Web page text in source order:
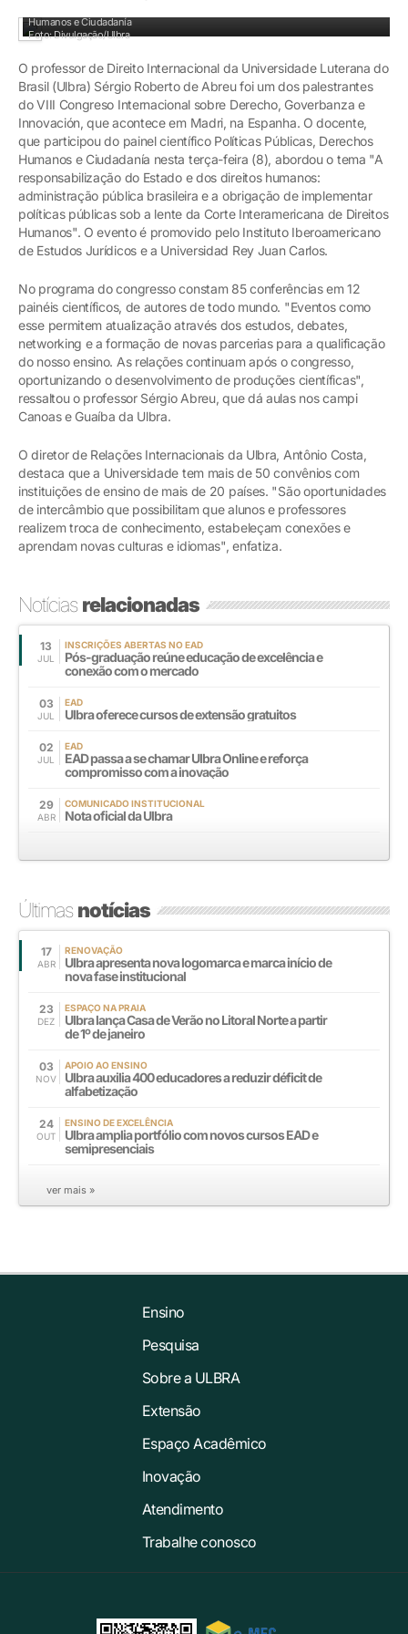
Humanos e Ciudadanía
Foto: Divulgação/Ulbra
O professor de Direito Internacional da Universidade Luterana do
Brasil (Ulbra) Sérgio Roberto de Abreu foi um dos palestrantes
do VIII Congreso Internacional sobre Derecho, Goverbanza e
Innovación, que acontece em Madri, na Espanha. O docente,
que participou do painel científico Políticas Públicas, Derechos
Humanos e Ciudadanía nesta terça-feira (8), abordou o tema "A
responsabilização do Estado e dos direitos humanos:
administração pública brasileira e a obrigação de implementar
políticas públicas sob a lente da Corte Interamericana de Direitos
Humanos". O evento é promovido pelo Instituto Iberoamericano
de Estudos Jurídicos e a Universidad Rey Juan Carlos.
No programa do congresso constam 85 conferências em 12
painéis científicos, de autores de todo mundo. "Eventos como
esse permitem atualização através dos estudos, debates,
networking e a formação de novas parcerias para a qualificação
do nosso ensino. As relações continuam após o congresso,
oportunizando o desenvolvimento de produções científicas",
ressaltou o professor Sérgio Abreu, que dá aulas nos campi
Canoas e Guaíba da Ulbra.
O diretor de Relações Internacionais da Ulbra, Antônio Costa,
destaca que a Universidade tem mais de 50 convênios com
instituições de ensino de mais de 20 países. "São oportunidades
de intercâmbio que possibilitam que alunos e professores
realizem troca de conhecimento, estabeleçam conexões e
aprendam novas culturas e idiomas", enfatiza.
Notíciasrelacionadas
13
JUL
INSCRIÇÕES ABERTAS NO EAD
Pós-graduação reúne educação de excelência e
conexão com o mercado
03
JUL
EAD
Ulbra oferece cursos de extensão gratuitos
02
JUL
EAD
EAD passa a se chamar Ulbra Online e reforça
compromisso com a inovação
29
ABR
COMUNICADO INSTITUCIONAL
Nota oficial da Ulbra
Últimasnotícias
17
ABR
RENOVAÇÃO
Ulbra apresenta nova logomarca e marca início de
nova fase institucional
23
DEZ
ESPAÇO NA PRAIA
Ulbra lança Casa de Verão no Litoral Norte a partir
de 1º de janeiro
03
NOV
APOIO AO ENSINO
Ulbra auxilia 400 educadores a reduzir déficit de
alfabetização
24
OUT
ENSINO DE EXCELÊNCIA
Ulbra amplia portfólio com novos cursos EAD e
semipresenciais
ver mais »
Ensino
Pesquisa
Sobre a ULBRA
Extensão
Espaço Acadêmico
Inovação
Atendimento
Trabalhe conosco